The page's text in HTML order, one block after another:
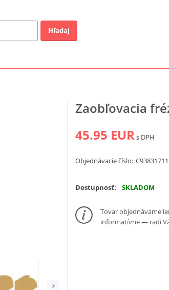
Hľadaj
Zaobľovacia
45.95 EURs DPH
Objednávacie číslo: C93831711
Dostupnosť: SKLADOM
Tovar objednávame
informatívne — radi